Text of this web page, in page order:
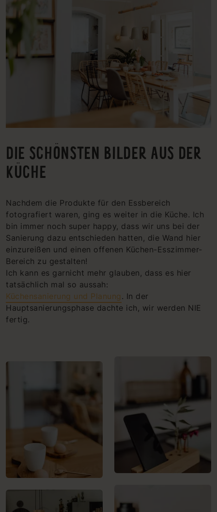
DIE SCHÖNSTEN BILDER AUS DER
KÜCHE
Nachdem die Produkte für den Essbereich
fotografiert waren, ging es weiter in die Küche. Ich
bin immer noch super happy, dass wir uns bei der
Sanierung dazu entschieden hatten, die Wand hier
einzureißen und einen offenen Küchen-Esszimmer-
Bereich zu gestalten!
Ich kann es garnicht mehr glauben, dass es hier
tatsächlich mal so aussah:
Küchensanierung und Planung . In der
Hauptsanierungsphase dachte ich, wir werden NIE
fertig.